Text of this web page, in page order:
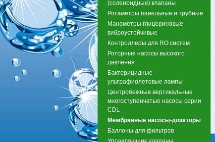
(соленоидные) клапаны
Ротаметры панельные и трубные
Манометры глицериновые
виброустойчивые
Контроллеры для RO систем
Роторные насосы высокого
давления
Бактерицидные
ультрафиолетовые лампы
Центробежные вертикальные
многоступенчатые насосы серии
CDL
Мембранные насосы-дозаторы
Баллоны для фильтров